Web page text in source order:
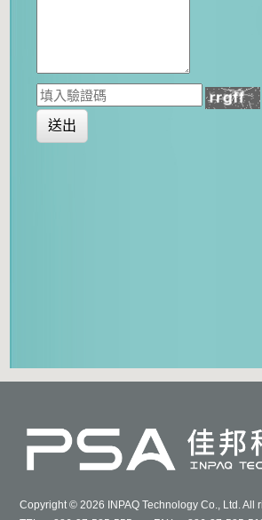
送出
Copyright © 2026 INPAQ Technology Co., Ltd. All